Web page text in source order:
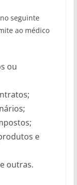
seguinte
ao médico
ou
e
outras.